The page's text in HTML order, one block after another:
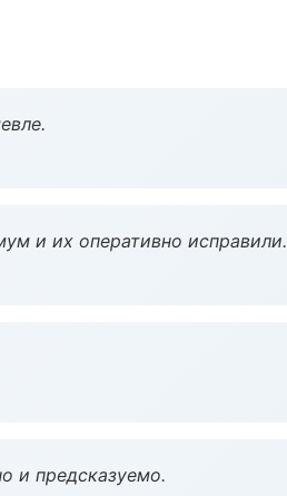
и их оперативно исправили.
и предсказуемо.